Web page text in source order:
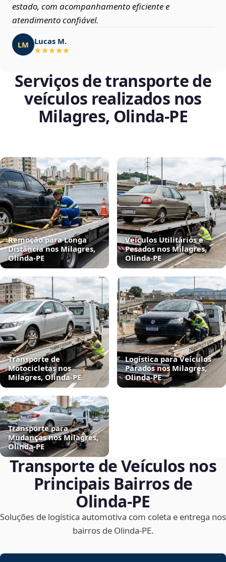
estado, com acompanhamento eficiente e
atendimento confiável.
LM Lucas M.
Serviços de transporte de
veículos realizados nos
Milagres, Olinda‑PE
Remoção para Longa
Distância nos Milagres,
Olinda‑PE
Veículos Utilitários e
Pesados nos Milagres,
Olinda‑PE
Transporte de
Motocicletas nos
Milagres, Olinda‑PE
Logística para Veículos
Parados nos Milagres,
Olinda‑PE
Transporte para
Mudanças nos Milagres,
Olinda‑PE
Transporte de Veículos nos
Principais Bairros de
Olinda‑PE
Soluções de logística automotiva com coleta e entrega nos
bairros de Olinda‑PE.